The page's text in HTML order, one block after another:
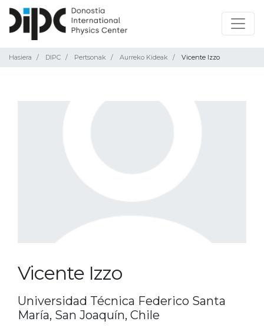
Hasiera DIPC Pertsonak Aurreko Kideak Vicente Izzo
Vicente Izzo
Universidad Técnica Federico Santa
María, San Joaquín, Chile